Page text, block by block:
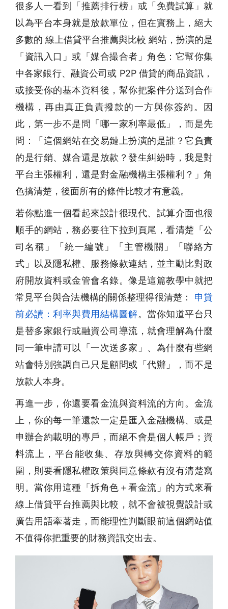
很多人一看到「推薦排行榜」或「免費試算」就
以為平台本身就是放款單位，但在實務上，絕大
多數的 線上借貸平台推薦與比較 網站，扮演的是
「資訊入口」或「媒合撮合者」角色：它幫你集
中各家銀行、融資公司或 P2P 借貸的商品資訊，
或接受你的基本資料後，幫你把案件分送到合作
機構，再由真正負責撥款的一方與你簽約。因
此，第一步不是問「哪一家利率最低」，而是先
問：「這個網站在交易鏈上扮演的是誰？它負責
的是行銷、媒合還是放款？發生糾紛時，我是對
平台主張權利，還是對金融機構主張權利？」角
色搞清楚，後面所有的條件比較才有意義。
若你點進一個看起來設計很現代、試算介面也很
順手的網站，務必要往下拉到頁尾，看清楚「公
司名稱」「統一編號」「主管機關」「聯絡方
式」以及隱私權、服務條款連結，並主動比對政
府開放資料或金管會名錄。像是這篇教學中就把
常見平台與合法機構的關係整理得很清楚：
申貸
前必讀：利率與費用結構圖解。當你知道平台只
是替多家銀行或融資公司導流，就會理解為什麼
同一筆申請可以「一次送多家」、為什麼有些網
站會特別強調自己只是顧問或「代辦」，而不是
放款人本身。
再進一步，你還要看金流與資料流的方向。金流
上，你的每一筆還款一定是匯入金融機構、或是
申辦合約載明的專戶，而絕不會是個人帳戶；資
料流上，平台能收集、存放與轉交你資料的範
圍，則要看隱私權政策與同意條款有沒有清楚寫
明。當你用這種「拆角色＋看金流」的方式來看
線上借貸平台推薦與比較，就不會被視覺設計或
廣告用語牽著走，而能理性判斷眼前這個網站值
不值得你把重要的財務資訊交出去。